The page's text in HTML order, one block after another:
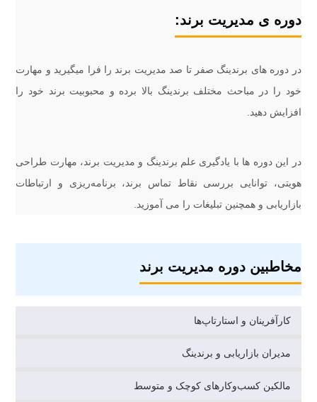
دوره ی مدیریت برند:
در دوره های برندینگ صفر تا صد مدیریت برند را فرا میگیرید و مهارت
خود را در مباحث مختلف برندینگ بالا برده و محبوبیت برند خود را
افزایش دهید.
در این دوره ها با یادگیری علم برندینگ و مدیریت برند، مهارت طراحی
هویتی، توانایی بررسی نقاط تماس برند، برنامه‌ریزی و ارتباطات
بازاریابی و همچنین تبلیغات را می آموزید.
مخاطبین دوره مدیریت برند
کارآفرینان و استارتاپ‌ها
مدیران بازاریابی و برندینگ
مالکین کسب‌وکارهای کوچک و متوسط